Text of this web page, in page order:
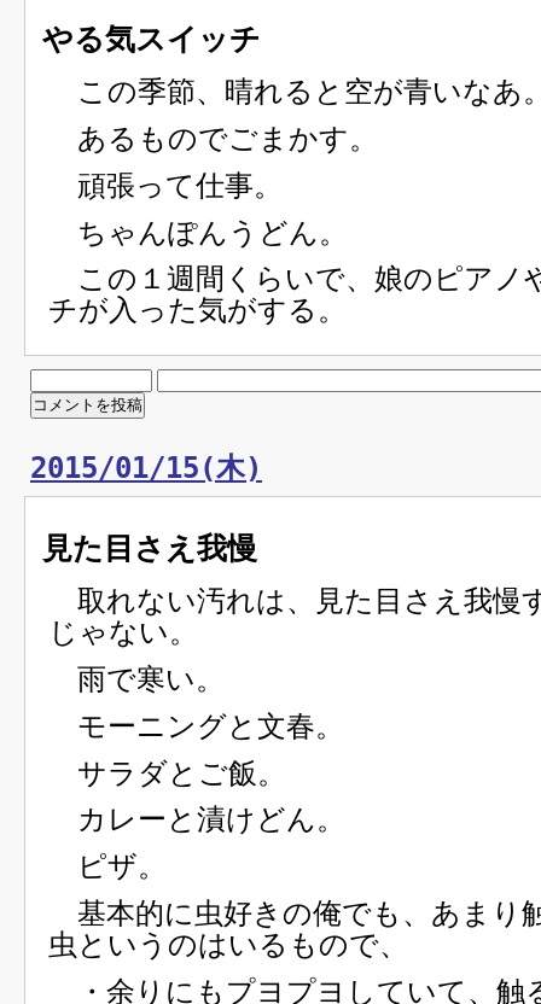
やる気スイッチ
この季節、晴れると空が青いなあ
あるものでごまかす。
頑張って仕事。
ちゃんぽんうどん。
この１週間くらいで、娘のピアノ
チが入った気がする。
2015/01/15(木)
見た目さえ我慢
取れない汚れは、見た目さえ我慢
じゃない。
雨で寒い。
モーニングと文春。
サラダとご飯。
カレーと漬けどん。
ピザ。
基本的に虫好きの俺でも、あまり
虫というのはいるもので、
・余りにもプヨプヨしていて、触